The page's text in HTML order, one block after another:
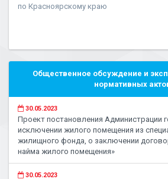
по Красноярскому краю
Общественное обсуждение и
нормативных
30.05.2023
Проект постановления Администрации
исключении жилого помещения из
жилищного фонда, о заключении
найма жилого помещения»
30.05.2023